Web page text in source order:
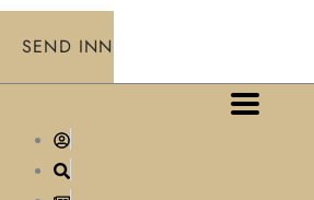
SEND INN